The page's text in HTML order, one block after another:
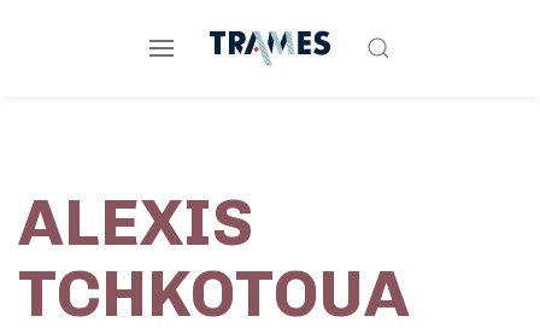
ALEXIS
TCHKOTOUA